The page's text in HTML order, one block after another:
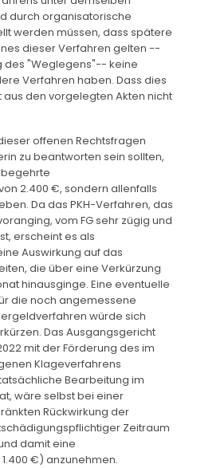
durch organisatorische
werden müssen, dass spätere
dieser Verfahren gelten --
des "Weglegens"-- keine
Verfahren haben. Dass dies
den vorgelegten Akten nicht
offenen Rechtsfragen
zu beantworten sein sollten,
2.400 €, sondern allenfalls
Da das PKH-Verfahren, das
vom FG sehr zügig und
erscheint es als
Auswirkung auf das
die über eine Verkürzung
hinausginge. Eine eventuelle
die noch angemessene
würde sich
Das Ausgangsgericht
mit der Förderung des im
Klageverfahrens
Bearbeitung im
wäre selbst bei einer
Rückwirkung der
Zeitraum
damit eine
€) anzunehmen.